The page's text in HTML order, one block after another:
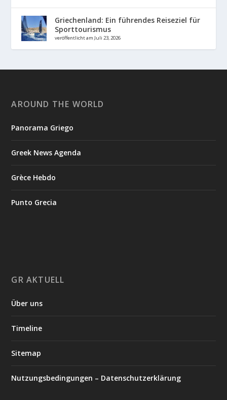
Griechenland: Ein führendes Reiseziel für
Sporttourismus
veröffentlicht am Juli 23, 2026
AROUND THE WORLD
Panorama Griego
Greek News Agenda
Grèce Hebdo
Punto Grecia
GR AKTUELL
Über uns
Timeline
Sitemap
Nutzungsbedingungen – Datenschutzerklärung